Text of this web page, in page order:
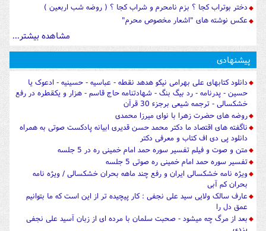
دختر بوتراب کجا ؟ بزم نامحرم و شراب کجا ؟ ( روضه شب اربعین )
عکس نوشته های "اشعار مخصوص محرم"
مشاهده بیشتر...
پیشنهادی
دانلود کتابهای علی بهرامی نیکو هدهد نقطه - عباسیه - حسینیه - ادعوک یا
حسین - پدرنامه - رد بیگ بنگ - شهادتنامه حاج قاسم - هزار و یکقطره در رفع
خشکسالی - ترجمه شیعی برجزء 30 قرآن
روضه های حضرت زهرا با نوای میرزا محمدی
ناگفته های اقتصاد ما دکتر محمد حسن قدیری ابیانه پادکست صوتی به همراه
دانلود پی دی اف کتاب و معرفی دکتر
متن و صوت و فیلم تفسیر سوره حمد امام خمینی ره در 5 جلسه
تفسیر سوره حمد امام خمینی ره صوتی 5 جلسه
ویژه نامه خشکسالی ایران و رفع چند ماهه بحران خشکسالی / ویژه نامه
بحران کم آبی
عارف سالک ولایی سید علی نجفی : کار پیچیده تر از این است که ما بتوانیم
عمق دل را
بعد از مرگ چه میشود - صحبت سلمان با مرده ای از زبان آسید علی نجفی
یزدی